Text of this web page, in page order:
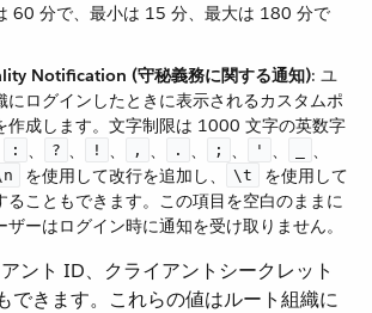
60 分で、最小は 15 分、最大は 180 分で
Notification (守秘義務に関する通知)​: ユ
にログインしたときに表示されるカスタムポ
作成します。文字制限は 1000 文字の英数字
: ​、​ ? ​、​ ! ​、​ , ​、​ . ​、​ ; ​、​ ' ​、​ ​、​
​ を使用して改行を追加し、​ \t
​ を使用して
ることもできます。この項目を空白のままに
ザーはログイン時に通知を受け取りません。
ント ID、クライアントシークレット
できます。これらの値はルート組織に